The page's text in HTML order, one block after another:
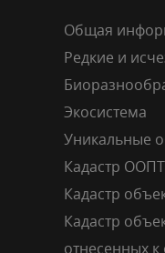
Общая
Редкие и
Экосистема
Уникальные
Кадастр ООПТ
Кадастр
Кадастр
отнесенных